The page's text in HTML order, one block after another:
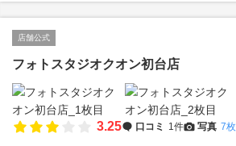
店舗公式
フォトスタジオクオン初台店
3.25 口コミ 1件 写真 7枚